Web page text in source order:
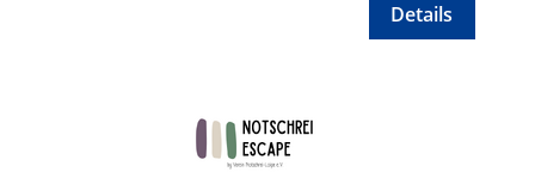
Details